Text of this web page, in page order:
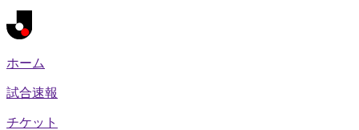
ホーム
試合速報
チケット